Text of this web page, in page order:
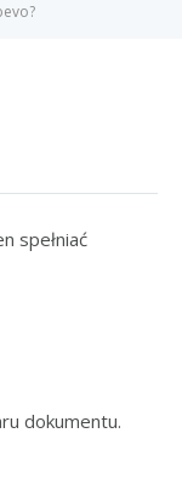
spełniać
dokumentu.